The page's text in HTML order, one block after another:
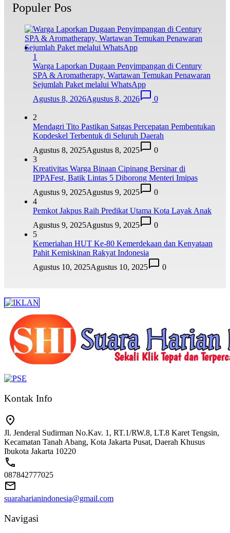
Populer Pos
1
Warga Laporkan Dugaan Penyimpangan di Century
SPA & Aromatherapy, Wartawan Temukan Penawaran
Sejumlah Paket melalui WhatsApp
Agustus 8, 2026Agustus 8, 2026 0
2
Mendagri Tito Pastikan Satgas Percepatan Pembentukan
Kopdeskel Terbentuk di Seluruh Daerah
Agustus 8, 2025Agustus 8, 2025
0
3
Kreativitas Warga Binaan Cipinang Bersinar di
IPPAFest, Batik Lintas 5 Diborong Menteri Imipas
Agustus 9, 2025Agustus 9, 2025
0
4
Pemkot Jakpus Raih Predikat Utama Kota Layak Anak
Agustus 9, 2025Agustus 9, 2025
0
5
Kemeriahan HUT Ke-80 Kemerdekaan dan Kenyataan
Pahit Kemiskinan Rakyat Indonesia
Agustus 10, 2025Agustus 10, 2025 0
Kontak Info
Jl. Jenderal Sudirman No.Kav. 1, RT.1/RW.8, LT.8 Karet Tengsin,
Kecamatan Tanah Abang, Kota Jakarta Pusat, Daerah Khusus
Ibukota Jakarta 10220
087842777025
suaraharianindonesia@gmail.com
Navigasi